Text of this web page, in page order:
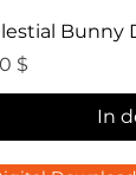
Bunny
$
In